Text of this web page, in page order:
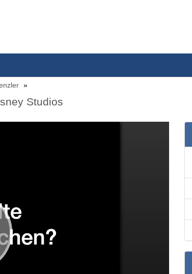
Studios